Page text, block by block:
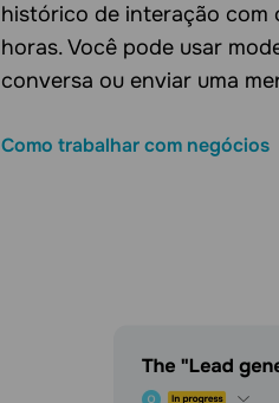
histórico de interação com
horas. Você pode usar
conversa ou enviar uma
Como trabalhar com negócios